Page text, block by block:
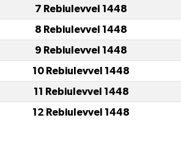
7 Rebiulevvel 1448
8 Rebiulevvel 1448
9 Rebiulevvel 1448
10 Rebiulevvel 1448
11 Rebiulevvel 1448
12 Rebiulevvel 1448